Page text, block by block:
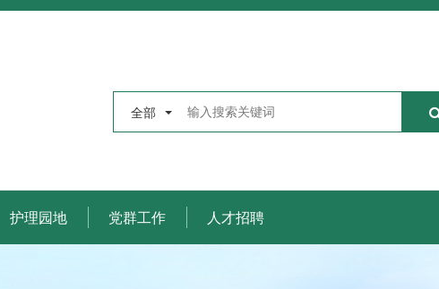
全部
护理园地 党群工作 人才招聘